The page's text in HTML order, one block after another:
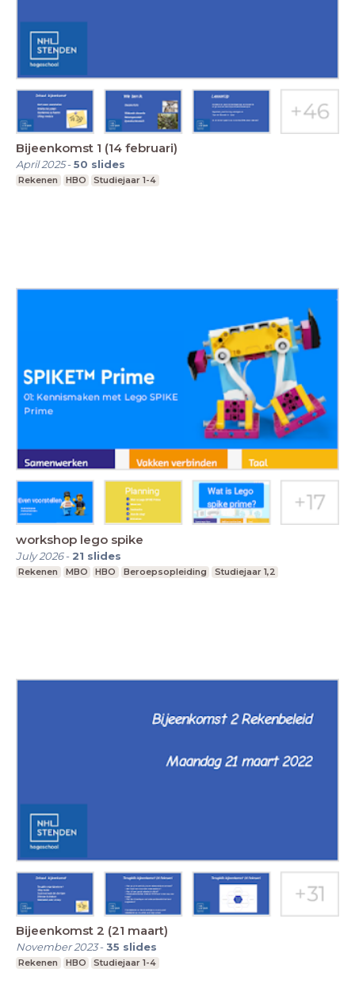
Bijeenkomst 1 (14 februari)
April 2025-50 slides
Rekenen HBO Studiejaar 1-4
workshop lego spike
July 2026- 21 slides
Rekenen MBO HBO Beroepsopleiding Studiejaar 1,2
Bijeenkomst 2 (21 maart)
November 2023-35 slides
Rekenen HBO Studiejaar 1-4